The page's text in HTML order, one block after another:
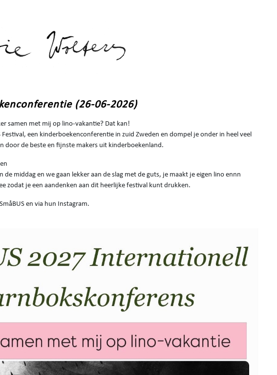
(26-06-2026)
samen met mij op lino-vakantie? Dat kan!
een kinderboekenconferentie in zuid Zweden en dompel je onder in heel veel
door de beste en fijnste makers uit kinderboekenland.
middag en we gaan lekker aan de slag met de guts, je maakt je eigen lino ennn
zodat je een aandenken aan dit heerlijke festival kunt drukken.
en via hun Instagram.